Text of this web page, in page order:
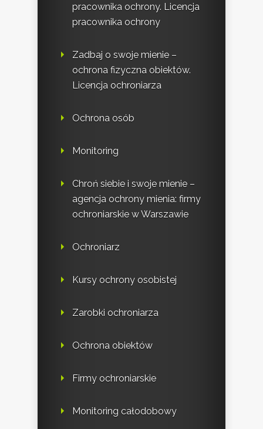
pracownika ochrony. Licencja
pracownika ochrony
Zadbaj o swoje mienie –
ochrona fizyczna obiektów.
Licencja ochroniarza
Ochrona osób
Monitoring
Chroń siebie i swoje mienie –
agencja ochrony mienia: firmy
ochroniarskie w Warszawie
Ochroniarz
Kursy ochrony osobistej
Zarobki ochroniarza
Ochrona obiektów
Firmy ochroniarskie
Monitoring całodobowy